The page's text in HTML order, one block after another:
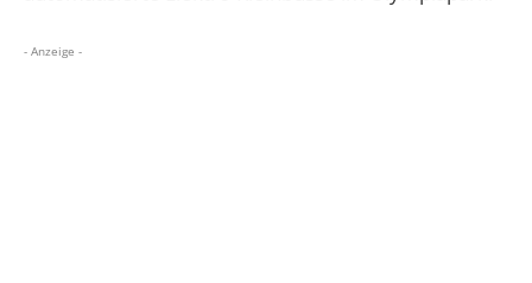
- Anzeige -